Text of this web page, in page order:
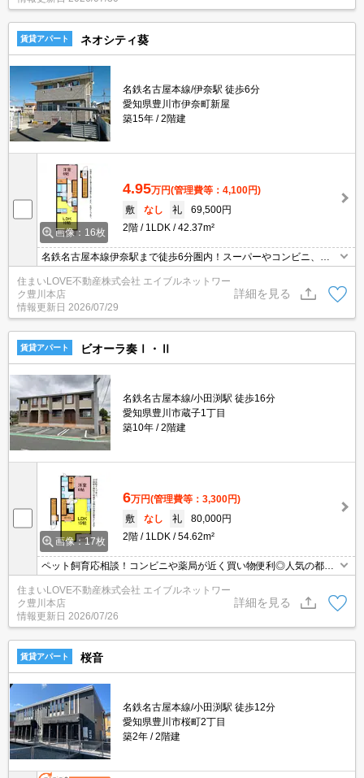
賃貸アパート ネオシティ葵
名鉄名古屋本線/伊奈駅 徒歩6分
愛知県豊川市伊奈町新屋
築15年
2階建
画像：16枚
4.95万円(管理費等：4,100円)
敷
なし 礼
69,500円
2階
1LDK 42.37m²
名鉄名古屋本線伊奈駅まで徒歩6分圏内！スーパーやコンビニ、ド
ラッグストアなどが徒歩圏内にあり買い物便利◎雨の日の洗濯も安
心の浴室乾燥機つき☆お気軽にお問い合わせくださいませ♪
住まいLOVE不動産株式会社 エイブルネットワー
ク豊川本店
情報更新日 2026/07/29
詳細を見る
賃貸アパート ビオーラ奏Ⅰ・Ⅱ
名鉄名古屋本線/小田渕駅 徒歩16分
愛知県豊川市蔵子1丁目
築10年
2階建
画像：17枚
6万円(管理費等：3,300円)
敷
なし 礼
80,000円
2階
1LDK 54.62m²
ペット飼育応相談！コンビニや薬局が近く買い物便利◎人気の都市
ガス使用♪雨の日の洗濯も安心の浴室乾燥機や、追い焚き機能付きバ
ス、温水洗浄便座など設備充実☆お気軽にお問い合わせくださいま
せ♪
住まいLOVE不動産株式会社 エイブルネットワー
ク豊川本店
情報更新日 2026/07/26
詳細を見る
賃貸アパート 桜音
名鉄名古屋本線/小田渕駅 徒歩12分
愛知県豊川市桜町2丁目
築2年
2階建